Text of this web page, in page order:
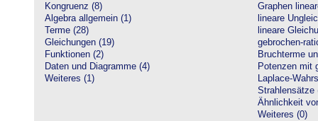
Kongruenz (8)
Algebra allgemein (1)
Terme (28)
Gleichungen (19)
Funktionen (2)
Daten und Diagramme (4)
Weiteres (1)
Graphen
lineare
lineare
gebrochen-
Bruchterme
Potenzen mit
Laplace-
Strahlensätze
Ähnlichkeit
Weiteres (0)